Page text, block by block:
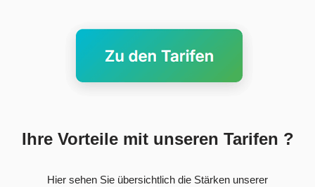
Ihre Vorteile mit unseren Tarifen ?
Hier sehen Sie übersichtlich die Stärken unserer